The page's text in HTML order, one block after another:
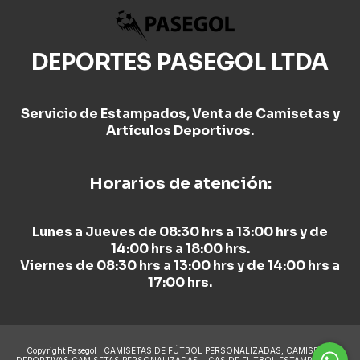
DEPORTES PASEGOL LTDA
Servicio de Estampados, Venta de Camisetas y
Artículos Deportivos.
Horarios de atención:
Lunes a Jueves de 08:30 hrs a 13:00 hrs y de
14:00 hrs a 18:00 hrs.
Viernes de 08:30 hrs a 13:00 hrs y de 14:00 hrs a
17:00 hrs.
Copyright Pasegol | CAMISETAS DE FÚTBOL PERSONALIZADAS, CAMISETAS